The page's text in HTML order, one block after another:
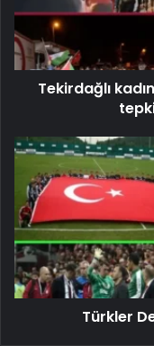
Tekirdağlı
Türkler